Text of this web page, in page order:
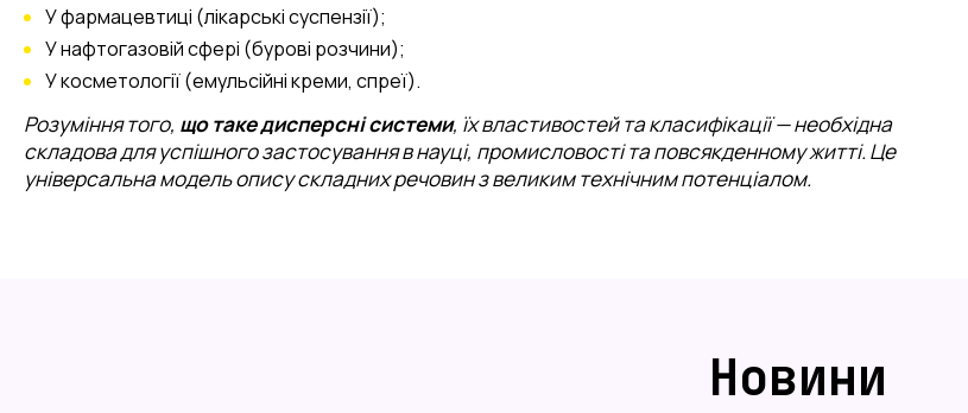
У фармацевтиці (лікарські суспензії);
У нафтогазовій сфері (бурові розчини);
У косметології (емульсійні креми, спреї).
Розуміння того, що таке дисперсні системи, їх властивостей та класифікації — необхідна
складова для успішного застосування в науці, промисловості та повсякденному житті. Це
універсальна модель опису складних речовин з великим технічним потенціалом.
Новини